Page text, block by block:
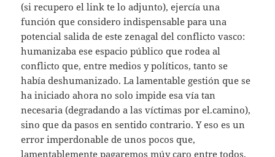
(si recupero el link te lo adjunto), ejercía una
función que considero indispensable para una
potencial salida de este zenagal del conflicto vasco:
humanizaba ese espacio público que rodea al
conflicto que, entre medios y políticos, tanto se
había deshumanizado. La lamentable gestión que se
ha iniciado ahora no solo impide esa vía tan
necesaria (degradando a las víctimas por el.camino),
sino que da pasos en sentido contrario. Y eso es un
error imperdonable de unos pocos que,
lamentablemente pagaremos múy caro entre todos.